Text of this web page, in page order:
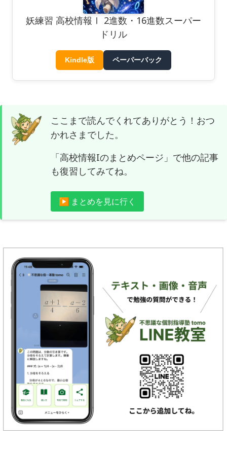
妖練習 高校情報Ⅰ 2進数・16進数スーパー
ドリル
Kindle版 ペーパーバック
ここまで読んでくれてありがとう！おつ
かれさまでした。
「高校情報Iのまとめページ」で他の記事
も復習してみてね。
▶ まとめを見に行く